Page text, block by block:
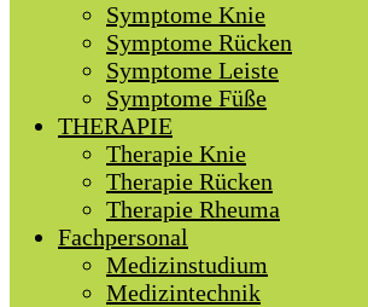
Symptome Knie
Symptome Rücken
Symptome Leiste
Symptome Füße
THERAPIE
Therapie Knie
Therapie Rücken
Therapie Rheuma
Fachpersonal
Medizinstudium
Medizintechnik